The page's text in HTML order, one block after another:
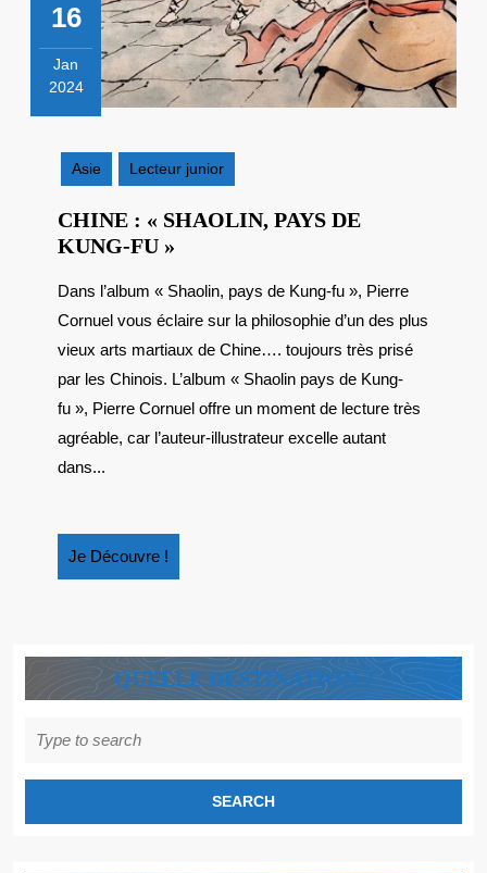
16
Jan
2024
2024
Asie
Lecteur junior
CHINE : « SHAOLIN, PAYS DE
KUNG-FU »
« SHAOLIN,
PAYS
DE
KUNG-
FU »
Dans l’album « Shaolin, pays de Kung-fu », Pierre
Cornuel vous éclaire sur la philosophie d’un des plus
vieux arts martiaux de Chine…. toujours très prisé
par les Chinois. L’album « Shaolin pays de Kung-
fu », Pierre Cornuel offre un moment de lecture très
agréable, car l’auteur-illustrateur excelle autant
dans...
Je Découvre !
Découvre
QUELLE DESTINATION ?
for: